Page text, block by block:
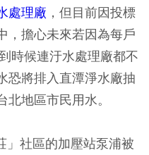
處理廠 ，但目前因投標
，擔心未來若因為每戶
時候連汙水處理廠都不
恐將排入直潭淨水廠抽
地區市民用水。